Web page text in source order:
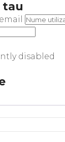
tau
disabled